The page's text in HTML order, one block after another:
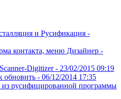
и Русификация -
контакта, меню Дизайнер -
Digitizer - 23/02/2015 09:19
обновить - 06/12/2014 17:35
из русифицированной программы